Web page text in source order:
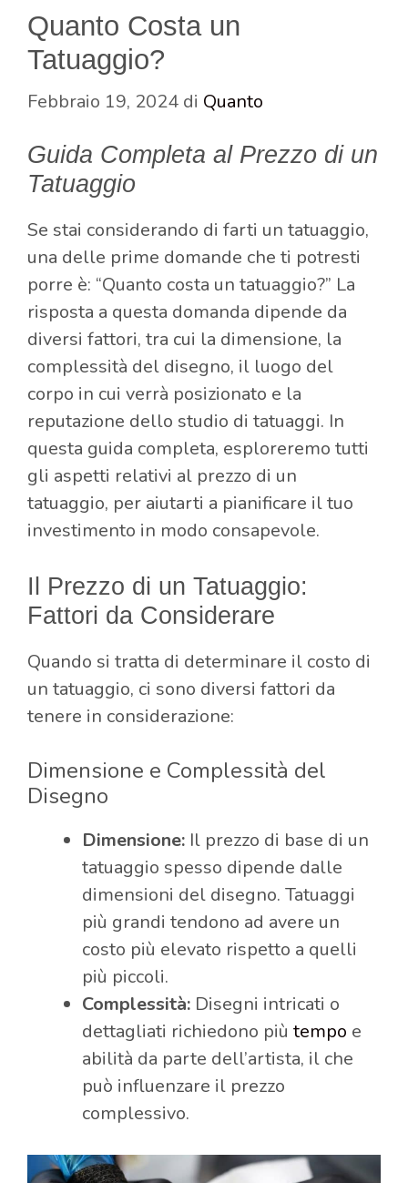
Quanto Costa un
Tatuaggio?
Febbraio 19, 2024 di Quanto
Guida Completa al Prezzo di un
Tatuaggio
Se stai considerando di farti un tatuaggio,
una delle prime domande che ti potresti
porre è: “Quanto costa un tatuaggio?” La
risposta a questa domanda dipende da
diversi fattori, tra cui la dimensione, la
complessità del disegno, il luogo del
corpo in cui verrà posizionato e la
reputazione dello studio di tatuaggi. In
questa guida completa, esploreremo tutti
gli aspetti relativi al prezzo di un
tatuaggio, per aiutarti a pianificare il tuo
investimento in modo consapevole.
Il Prezzo di un Tatuaggio:
Fattori da Considerare
Quando si tratta di determinare il costo di
un tatuaggio, ci sono diversi fattori da
tenere in considerazione:
Dimensione e Complessità del
Disegno
Dimensione: Il prezzo di base di un
tatuaggio spesso dipende dalle
dimensioni del disegno. Tatuaggi
più grandi tendono ad avere un
costo più elevato rispetto a quelli
più piccoli.
Complessità: Disegni intricati o
dettagliati richiedono più tempo e
abilità da parte dell’artista, il che
può influenzare il prezzo
complessivo.